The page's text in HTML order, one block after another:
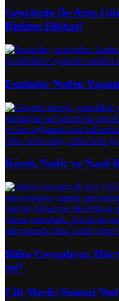
Gençlerde De Artış
Riskine Dikkat!
Enzimler Neden
Kürek Nedir ve Nasıl
Bilim Cevaplıyor,
mi?
Çift Meclis Sistemi